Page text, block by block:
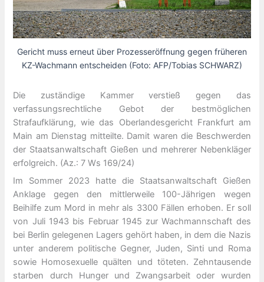
Gericht muss erneut über Prozesseröffnung gegen früheren
KZ-Wachmann entscheiden (Foto: AFP/Tobias SCHWARZ)
Die zuständige Kammer verstieß gegen das
verfassungsrechtliche Gebot der bestmöglichen
Strafaufklärung, wie das Oberlandesgericht Frankfurt am
Main am Dienstag mitteilte. Damit waren die Beschwerden
der Staatsanwaltschaft Gießen und mehrerer Nebenkläger
erfolgreich. (Az.: 7 Ws 169/24)
Im Sommer 2023 hatte die Staatsanwaltschaft Gießen
Anklage gegen den mittlerweile 100-Jährigen wegen
Beihilfe zum Mord in mehr als 3300 Fällen erhoben. Er soll
von Juli 1943 bis Februar 1945 zur Wachmannschaft des
bei Berlin gelegenen Lagers gehört haben, in dem die Nazis
unter anderem politische Gegner, Juden, Sinti und Roma
sowie Homosexuelle quälten und töteten. Zehntausende
starben durch Hunger und Zwangsarbeit oder wurden